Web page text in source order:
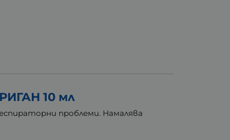
10 мл
проблеми. Намалява